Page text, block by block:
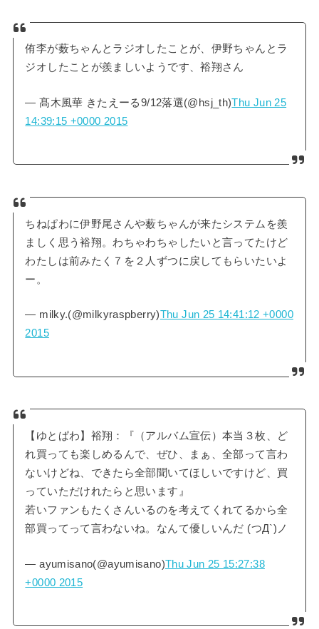
侑李が薮ちゃんとラジオしたことが、伊野ちゃんとラ
ジオしたことが羨ましいようです、裕翔さん
— 髙木風華 きたえーる9/12落選(@hsj_th)Thu Jun 25
14:39:15 +0000 2015
ちねぱわに伊野尾さんや薮ちゃんが来たシステムを羨
ましく思う裕翔。わちゃわちゃしたいと言ってたけど
わたしは前みたく７を２人ずつに戻してもらいたいよ
ー。
— milky.(@milkyraspberry)Thu Jun 25 14:41:12 +0000
2015
【ゆとぱわ】裕翔：『（アルバム宣伝）本当３枚、ど
れ買っても楽しめるんで、ぜひ、まぁ、全部って言わ
ないけどね、できたら全部聞いてほしいですけど、買
っていただけれたらと思います』
若いファンもたくさんいるのを考えてくれてるから全
部買ってって言わないね。なんて優しいんだ (つД`)ノ
— ayumisano(@ayumisano)Thu Jun 25 15:27:38
+0000 2015